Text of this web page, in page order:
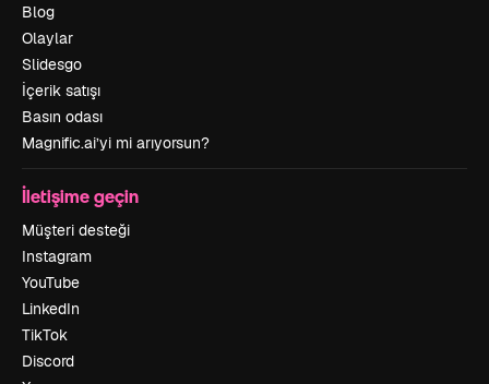
Blog
Olaylar
Slidesgo
İçerik satışı
Basın odası
Magnific.ai’yi mi arıyorsun?
İletişime geçin
Müşteri desteği
Instagram
YouTube
LinkedIn
TikTok
Discord